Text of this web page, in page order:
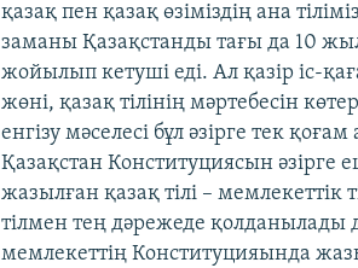
қазақ пен қазақ өзіміздің ана
заманы Қазақстанды тағы да 10
жойылып кетуші еді. Ал қазір іс-
жөні, қазақ тілінің мәртебесін
енгізу мәселесі бұл әзірге тек
Қазақстан Конституциясын әзірге
жазылған қазақ тілі – мемлекеттік
тілмен тең дәрежеде қолданылады
мемлекеттің Конституцияында